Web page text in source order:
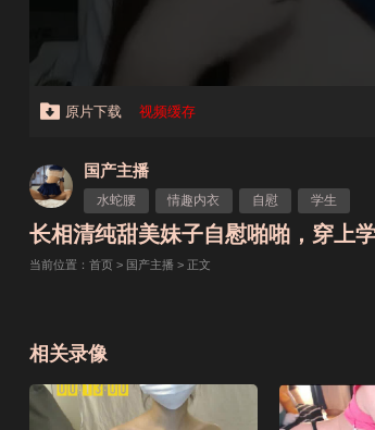
原片下载 视频缓存
国产主播
水蛇腰 情趣内衣 自慰 学生
长相清纯甜美妹子自慰啪啪，穿上
当前位置： 首页 > 国产主播 > 正文
相关录像